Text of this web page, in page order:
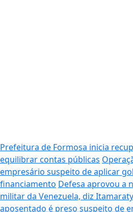
Prefeitura de Formosa inicia
equilibrar contas públicas
empresário suspeito de aplicar
financiamento Defesa aprovou a
militar da Venezuela, diz Itamaraty
aposentado é preso suspeito de